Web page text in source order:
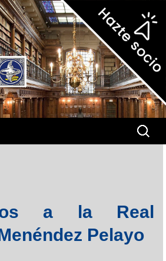
Menéndez
cultura
Buscar:
a la Real
Pelayo